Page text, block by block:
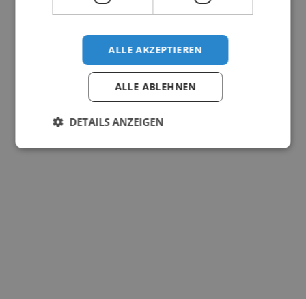
ALLE AKZEPTIEREN
ALLE ABLEHNEN
DETAILS ANZEIGEN